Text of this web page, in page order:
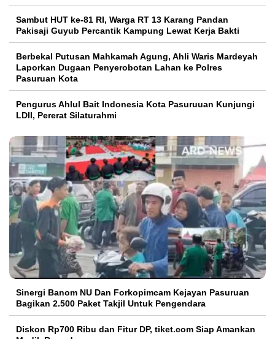
Sambut HUT ke-81 RI, Warga RT 13 Karang Pandan
Pakisaji Guyub Percantik Kampung Lewat Kerja Bakti
Berbekal Putusan Mahkamah Agung, Ahli Waris Mardeyah
Laporkan Dugaan Penyerobotan Lahan ke Polres
Pasuruan Kota
Pengurus Ahlul Bait Indonesia Kota Pasuruuan Kunjungi
LDII, Pererat Silaturahmi
Sinergi Banom NU Dan Forkopimcam Kejayan Pasuruan
Bagikan 2.500 Paket Takjil Untuk Pengendara
Diskon Rp700 Ribu dan Fitur DP, tiket.com Siap Amankan